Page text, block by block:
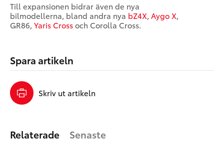
Till expansionen bidrar även de nya
bilmodellerna, bland andra nya bZ4X, Aygo X,
GR86, Yaris Crossoch Corolla Cross.
Spara artikeln
Skriv ut artikeln
Relaterade
Senaste